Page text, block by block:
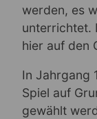
werden, es
unterrichtet.
hier auf den
In Jahrgang
Spiel auf
gewählt